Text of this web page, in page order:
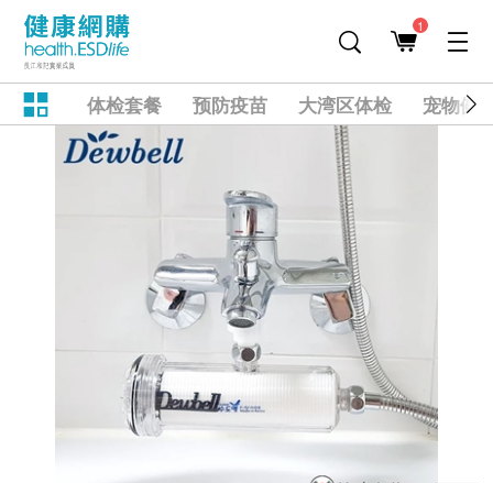
1
体检套餐 预防疫苗 大湾区体检 宠物健